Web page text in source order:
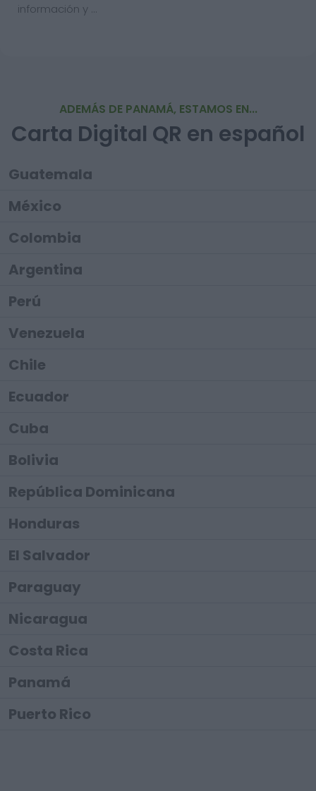
información y …
ADEMÁS DE PANAMÁ, ESTAMOS EN...
Carta Digital QR en español
Guatemala
México
Colombia
Argentina
Perú
Venezuela
Chile
Ecuador
Cuba
Bolivia
República Dominicana
Honduras
El Salvador
Paraguay
Nicaragua
Costa Rica
Panamá
Puerto Rico